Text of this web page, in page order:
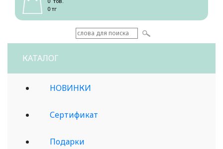
0 тг
КАТАЛОГ
НОВИНКИ
Сертификат
Подарки